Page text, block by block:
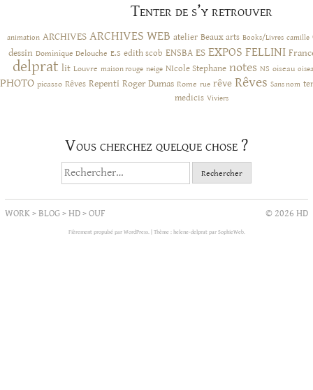
Tenter de s’y retrouver
animation ARCHIVES ARCHIVES WEB atelier Beaux arts Books/Livres camille
dessin Dominique Delouche E.S edith scob ENSBA ES EXPOS FELLINI
delprat lit Louvre maison rouge neige NIcole Stephane notes NS oiseau
PHOTO picasso Rêves Repenti Roger Dumas Rome rue rêve Rêves Sans nom
medicis Viviers
Vous cherchez quelque chose ?
Rechercher :
WORK>BLOG>HD>OUF © 2026 HD
Fièrement propulsé par WordPress. Thème : helene-delprat par SophieWeb.